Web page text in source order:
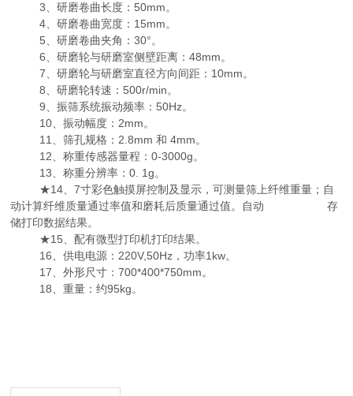
3、研磨卷曲长度：50mm。
4、研磨卷曲宽度：15mm。
5、研磨卷曲夹角：30°。
6、研磨轮与研磨室侧壁距离：48mm。
7、研磨轮与研磨室直径方向间距：10mm。
8、研磨轮转速：500r/min。
9、振筛系统振动频率：50Hz。
10、振动幅度：2mm。
11、筛孔规格：2.8mm 和 4mm。
12、称重传感器量程：0-3000g。
13、称重分辨率：0. 1g。
★14、7寸彩色触摸屏控制及显示，可测量筛上纤维重量；自
动计算纤维质量通过率值和磨耗后质量通过值。自动 存
储打印数据结果。
★15、配有微型打印机打印结果。
16、供电电源：220V,50Hz，功率1kw。
17、外形尺寸：700*400*750mm。
18、重量：约95kg。